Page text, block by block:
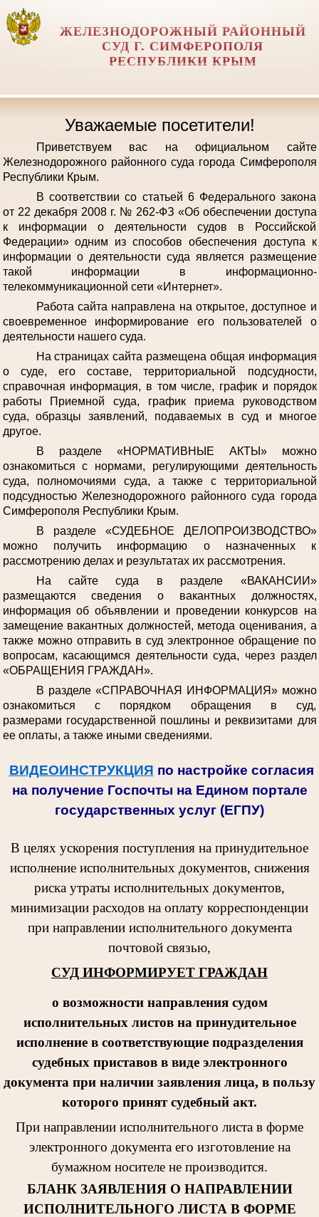
ЖЕЛЕЗНОДОРОЖНЫЙ РАЙОННЫЙ
СУД Г. СИМФЕРОПОЛЯ
РЕСПУБЛИКИ КРЫМ
Уважаемые посетители!
Приветствуем вас на официальном сайте
Железнодорожного районного суда города Симферополя
Республики Крым.
В соответствии со статьей 6 Федерального закона
от 22 декабря 2008 г. № 262-ФЗ «Об обеспечении доступа
к информации о деятельности судов в Российской
Федерации» одним из способов обеспечения доступа к
информации о деятельности суда является размещение
такой информации в информационно-
телекоммуникационной сети «Интернет».
Работа сайта направлена на открытое, доступное и
своевременное информирование его пользователей о
деятельности нашего суда.
На страницах сайта размещена общая информация
о суде, его составе, территориальной подсудности,
справочная информация, в том числе, график и порядок
работы Приемной суда, график приема руководством
суда, образцы заявлений, подаваемых в суд и многое
другое.
В разделе «НОРМАТИВНЫЕ АКТЫ» можно
ознакомиться с нормами, регулирующими деятельность
суда, полномочиями суда, а также с территориальной
подсудностью Железнодорожного районного суда города
Симферополя Республики Крым.
В разделе «СУДЕБНОЕ ДЕЛОПРОИЗВОДСТВО»
можно получить информацию о назначенных к
рассмотрению делах и результатах их рассмотрения.
На сайте суда в разделе «ВАКАНСИИ»
размещаются сведения о вакантных должностях,
информация об объявлении и проведении конкурсов на
замещение вакантных должностей, метода оценивания, а
также можно отправить в суд электронное обращение по
вопросам, касающимся деятельности суда, через раздел
«ОБРАЩЕНИЯ ГРАЖДАН».
В разделе «СПРАВОЧНАЯ ИНФОРМАЦИЯ» можно
ознакомиться с порядком обращения в суд,
размерами государственной пошлины и реквизитами для
ее оплаты, а также иными сведениями.
ВИДЕОИНСТРУКЦИЯ по настройке согласия
на получение Госпочты на Едином портале
государственных услуг (ЕГПУ)
В целях ускорения поступления на принудительное
исполнение исполнительных документов, снижения
риска утраты исполнительных документов,
минимизации расходов на оплату корреспонденции
при направлении исполнительного документа
почтовой связью,
СУД ИНФОРМИРУЕТ ГРАЖДАН
о возможности направления судом
исполнительных листов на принудительное
исполнение в соответствующие подразделения
судебных приставов в виде электронного
документа при наличии заявления лица, в пользу
которого принят судебный акт.
При направлении исполнительного листа в форме
электронного документа его изготовление на
бумажном носителе не производится.
БЛАНК ЗАЯВЛЕНИЯ О НАПРАВЛЕНИИ
ИСПОЛНИТЕЛЬНОГО ЛИСТА В ФОРМЕ